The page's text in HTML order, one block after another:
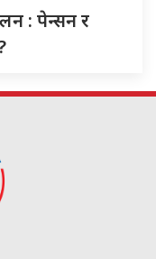
: पेन्सन र